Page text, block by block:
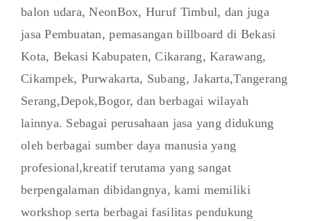
balon udara, NeonBox, Huruf Timbul, dan juga
jasa Pembuatan, pemasangan billboard di Bekasi
Kota, Bekasi Kabupaten, Cikarang, Karawang,
Cikampek, Purwakarta, Subang, Jakarta,Tangerang
Serang,Depok,Bogor, dan berbagai wilayah
lainnya. Sebagai perusahaan jasa yang didukung
oleh berbagai sumber daya manusia yang
profesional,kreatif terutama yang sangat
berpengalaman dibidangnya, kami memiliki
workshop serta berbagai fasilitas pendukung